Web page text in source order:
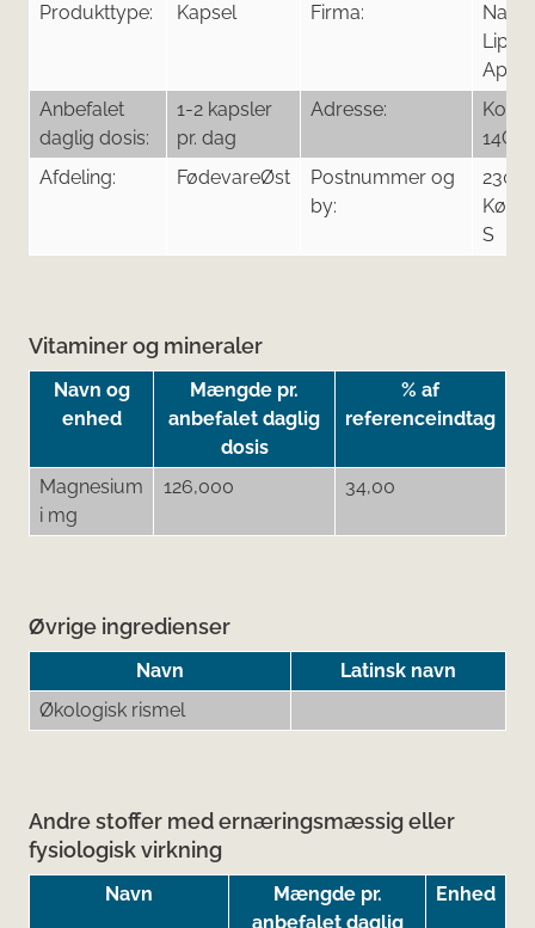
Produkttype: Kapsel Firma:
ApS
Anbefalet
daglig dosis:
1-2 kapsler
pr. dag
Adresse:
14C
Afdeling:
FødevareØst
Postnummer og
by:
2300
S
Vitaminer og mineraler
Navn og
enhed
Mængde pr.
anbefalet daglig
dosis
% af
referenceindtag
Magnesium
i mg
126,000 34,00
Øvrige ingredienser
Navn
Latinsk navn
Økologisk rismel
Andre stoffer med ernæringsmæssig eller
fysiologisk virkning
Navn
Mængde pr.
anbefalet daglig
Enhed